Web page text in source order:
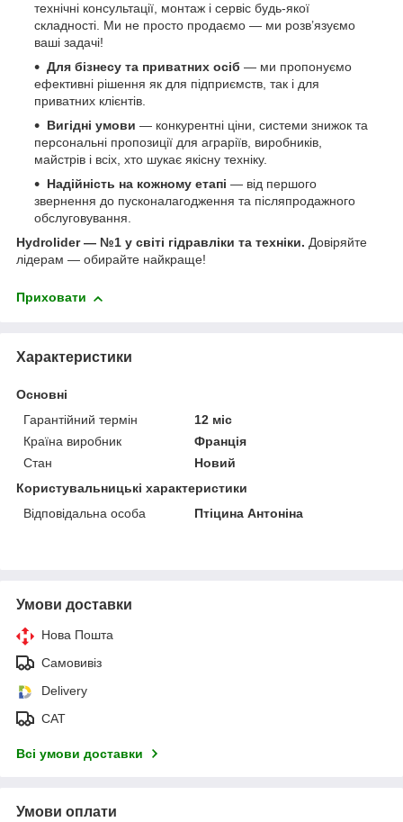
технічні консультації, монтаж і сервіс будь-якої
складності. Ми не просто продаємо — ми розв’язуємо
ваші задачі!
Для бізнесу та приватних осіб — ми пропонуємо
ефективні рішення як для підприємств, так і для
приватних клієнтів.
Вигідні умови — конкурентні ціни, системи знижок та
персональні пропозиції для аграріїв, виробників,
майстрів і всіх, хто шукає якісну техніку.
Надійність на кожному етапі — від першого
звернення до пусконалагодження та післяпродажного
обслуговування.
Hydrolider — №1 у світі гідравліки та техніки. Довіряйте
лідерам — обирайте найкраще!
Приховати
Характеристики
Основні
Гарантійний термін
12 міс
Країна виробник
Франція
Стан
Новий
Користувальницькі характеристики
Відповідальна особа
Птіцина Антоніна
Умови доставки
Нова Пошта
Самовивіз
Delivery
САТ
Всі умови доставки
Умови оплати